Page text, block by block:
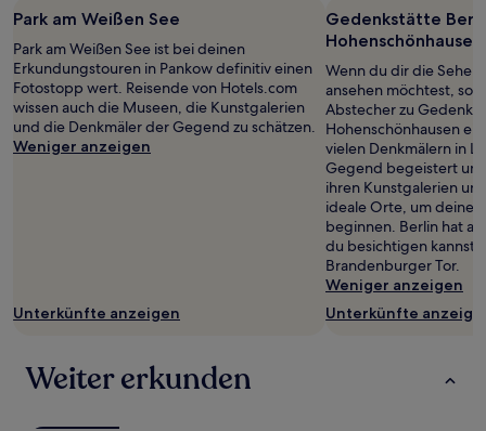
gefunden
wurde.
Preise
und
Verfügbarkeiten
können
sich
ändern.
Park am Weißen See
Park am Weißen See ist bei deinen
Erkundungstouren in Pankow definitiv einen
Fotostopp wert. Reisende von Hotels.com
wissen auch die Museen, die Kunstgalerien
und die Denkmäler der Gegend zu schätzen.
Weniger anzeigen
Unterkünfte anzeigen
Gedenkstätte
Hohenschönhausen
Wenn du dir die
ansehen möchtest,
Abstecher zu
Hohenschönhausen
vielen Denkmälern in
Gegend begeistert
ihren Kunstgalerien
ideale Orte, um deine
beginnen. Berlin hat
du besichtigen kannst,
Brandenburger Tor.
Weniger anzeigen
Unterkünfte
Weiter erkunden